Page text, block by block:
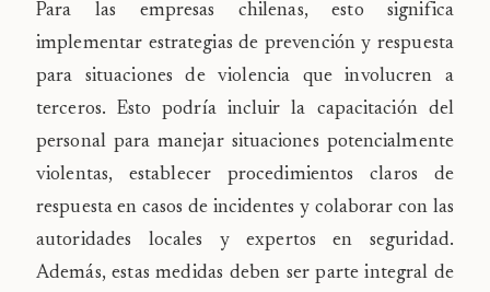
Para las empresas chilenas, esto significa
implementar estrategias de prevención y respuesta
para situaciones de violencia que involucren a
terceros. Esto podría incluir la capacitación del
personal para manejar situaciones potencialmente
violentas, establecer procedimientos claros de
respuesta en casos de incidentes y colaborar con las
autoridades locales y expertos en seguridad.
Además, estas medidas deben ser parte integral de